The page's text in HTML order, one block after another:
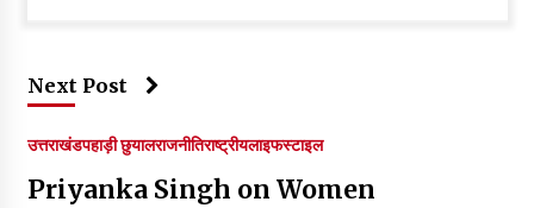
Next Post
उत्तराखंडपहाड़ी छुयालराजनीतिराष्ट्रीयलाइफस्टाइल
Priyanka Singh on Women